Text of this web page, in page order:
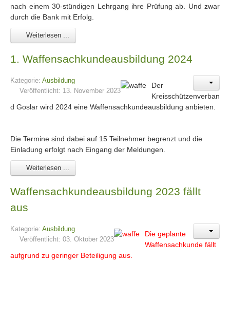
nach einem 30-stündigen Lehrgang ihre Prüfung ab. Und zwar
durch die Bank mit Erfolg.
Weiterlesen ...
1. Waffensachkundeausbildung 2024
Kategorie: Ausbildung
Veröffentlicht: 13. November 2023
Der
Kreisschützenverban
d Goslar wird 2024 eine Waffensachkundeausbildung anbieten.
Die Termine sind dabei auf 15 Teilnehmer begrenzt und die
Einladung erfolgt nach Eingang der Meldungen.
Weiterlesen ...
Waffensachkundeausbildung 2023 fällt
aus
Kategorie: Ausbildung
Veröffentlicht: 03. Oktober 2023
Die geplante
Waffensachkunde fällt
aufgrund zu geringer Beteiligung aus.